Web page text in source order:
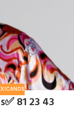
81 23 43